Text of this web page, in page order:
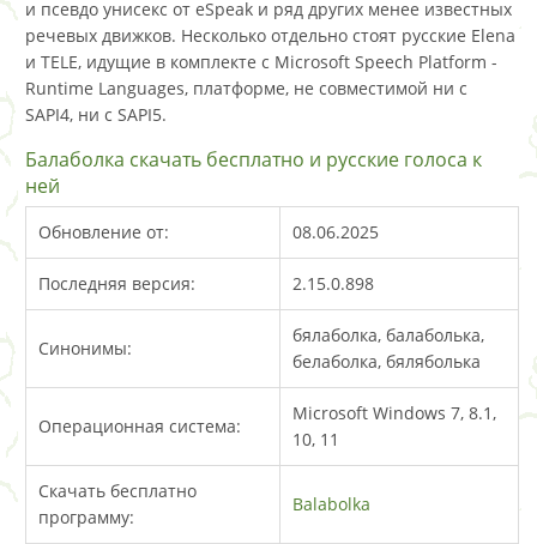
и псевдо унисекс от eSpeak и ряд других менее известных
речевых движков. Несколько отдельно стоят русские Elena
и TELE, идущие в комплекте с Microsoft Speech Platform -
Runtime Languages, платформе, не совместимой ни с
SAPI4, ни с SAPI5.
Балаболка скачать бесплатно и русские голоса к
ней
Обновление от: 08.06.2025
Последняя версия: 2.15.0.898
Синонимы:
бялаболка, балаболька,
белаболка, бяляболька
Операционная система:
Microsoft Windows 7, 8.1,
10, 11
Скачать бесплатно
программу:
Balabolka